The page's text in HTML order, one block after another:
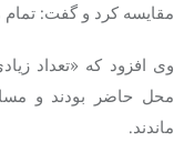
مقایسه کرد و گفت: تمام
وی افزود که «تعداد
محل حاضر بودند و
ماندند.